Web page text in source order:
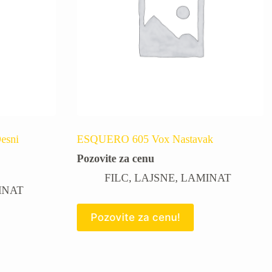
ESQUERO 605 Vox Nastavak
Pozovite za cenu
FILC, LAJSNE, LAMINAT
Pozovite za cenu!